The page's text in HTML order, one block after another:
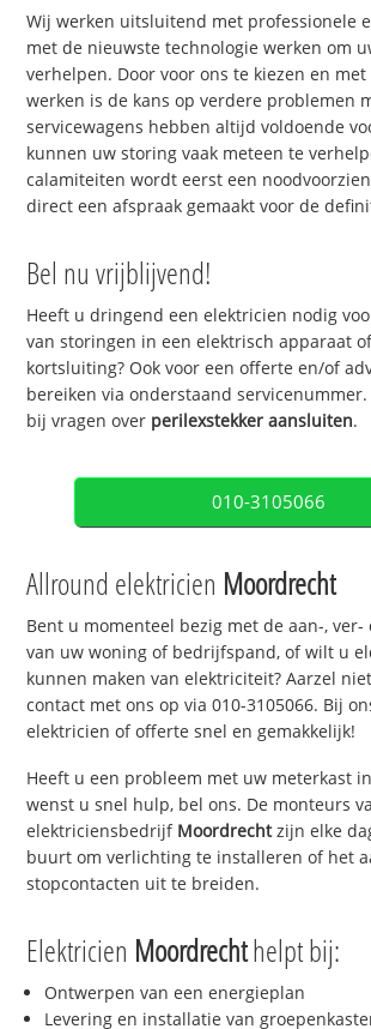
Wij werken uitsluitend met professionele
met de nieuwste technologie werken om
verhelpen. Door voor ons te kiezen en met
werken is de kans op verdere problemen
servicewagens hebben altijd voldoende
kunnen uw storing vaak meteen te
calamiteiten wordt eerst een
direct een afspraak gemaakt voor de
Bel nu vrijblijvend!
Heeft u dringend een elektricien nodig
van storingen in een elektrisch apparaat
kortsluiting? Ook voor een offerte en/of
bereiken via onderstaand
bij vragen over perilexstekker aansluiten.
010-3105066
Allround elektricien Moordrecht
Bent u momenteel bezig met de aan-,
van uw woning of bedrijfspand, of wilt u
kunnen maken van elektriciteit? Aarzel
contact met ons op via 010-3105066. Bij
elektricien of offerte snel en gemakkelijk!
Heeft u een probleem met uw meterkast in
wenst u snel hulp, bel ons. De monteurs
elektriciensbedrijf Moordrechtzijn elke
buurt om verlichting te installeren of het
stopcontacten uit te breiden.
Elektricien Moordrechthelpt bij:
Ontwerpen van een energieplan
Levering en installatie van